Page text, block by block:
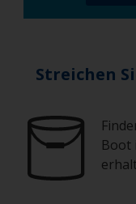
Streichen
Boot